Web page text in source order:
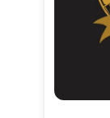
a tu
un